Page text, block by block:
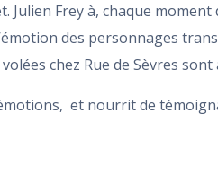
Frey à, chaque
des personnages
chez Rue de Sèvres
et nourrit de